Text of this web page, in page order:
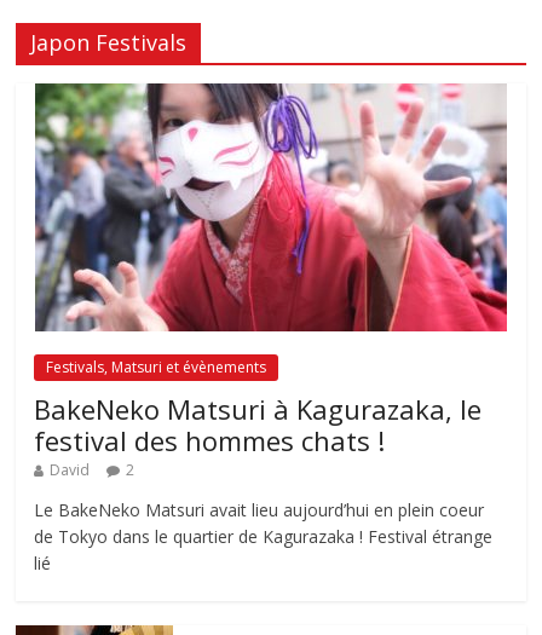
Japon Festivals
Festivals, Matsuri et évènements
BakeNeko Matsuri à Kagurazaka, le
festival des hommes chats !
David 2
Le BakeNeko Matsuri avait lieu aujourd’hui en plein coeur
de Tokyo dans le quartier de Kagurazaka ! Festival étrange
lié